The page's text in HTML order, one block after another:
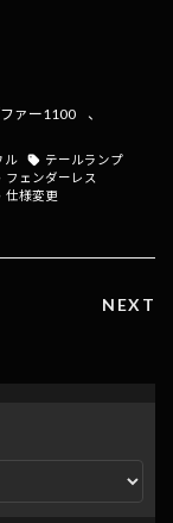
ァー1100
、
ル
テールランプ
フェンダーレス
仕様変更
NEXT